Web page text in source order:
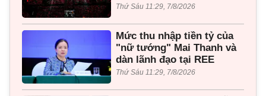
Thứ Sáu 11:29, 7/8/2026
Mức thu nhập tiền tỷ của
"nữ tướng" Mai Thanh và
dàn lãnh đạo tại REE
Thứ Sáu 11:29, 7/8/2026